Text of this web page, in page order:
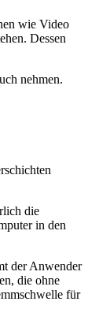
wie Video
Dessen
nehmen.
die
in den
der Anwender
die ohne
für